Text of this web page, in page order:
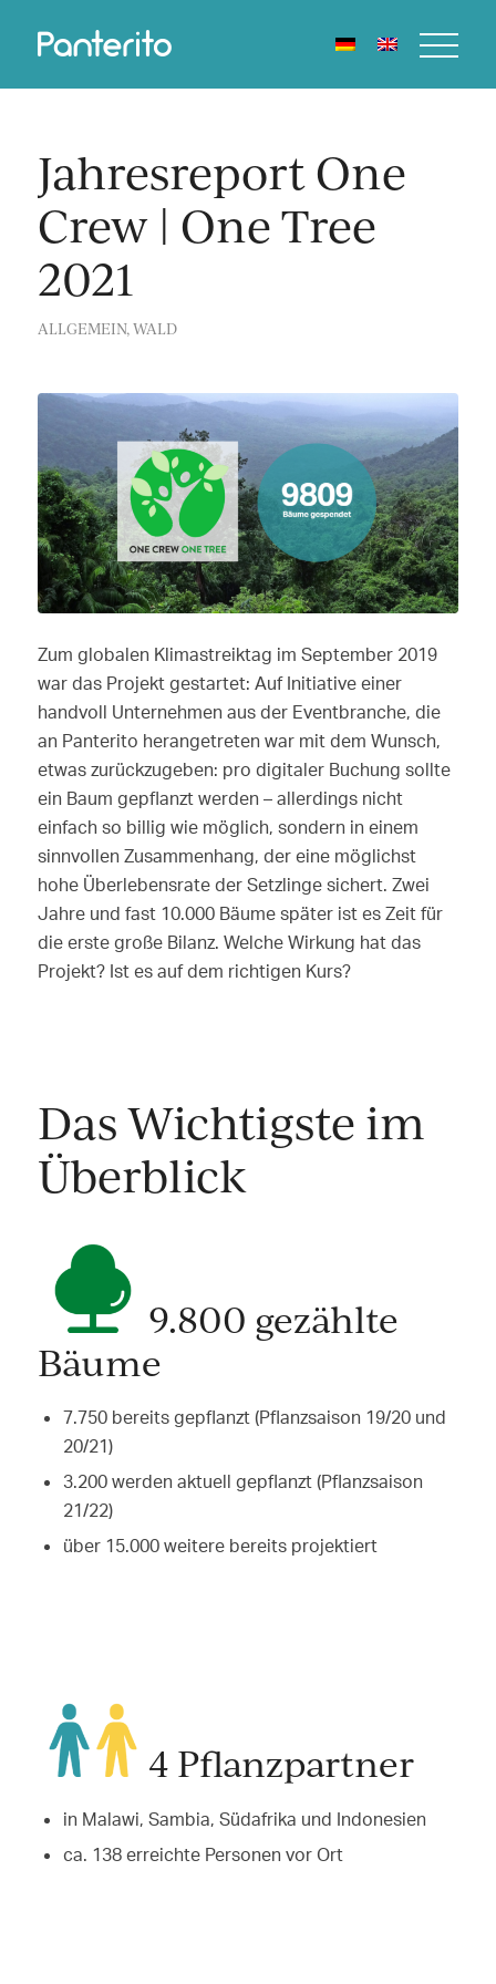
Jahresreport One
Crew | One Tree
2021
ALLGEMEIN, WALD
Zum globalen Klimastreiktag im September 2019
war das Projekt gestartet: Auf Initiative einer
handvoll Unternehmen aus der Eventbranche, die
an Panterito herangetreten war mit dem Wunsch,
etwas zurückzugeben: pro digitaler Buchung sollte
ein Baum gepflanzt werden – allerdings nicht
einfach so billig wie möglich, sondern in einem
sinnvollen Zusammenhang, der eine möglichst
hohe Überlebensrate der Setzlinge sichert. Zwei
Jahre und fast 10.000 Bäume später ist es Zeit für
die erste große Bilanz. Welche Wirkung hat das
Projekt? Ist es auf dem richtigen Kurs?
Das Wichtigste im
Überblick
9.800 gezählte
Bäume
7.750 bereits gepflanzt (Pflanzsaison 19/20 und
20/21)
3.200 werden aktuell gepflanzt (Pflanzsaison
21/22)
über 15.000 weitere bereits projektiert
4 Pflanzpartner
in Malawi, Sambia, Südafrika und Indonesien
ca. 138 erreichte Personen vor Ort